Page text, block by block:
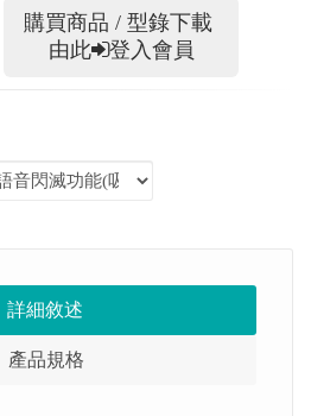
購買商品 / 型錄下載
由此
登入會員
詳細敘述
產品規格